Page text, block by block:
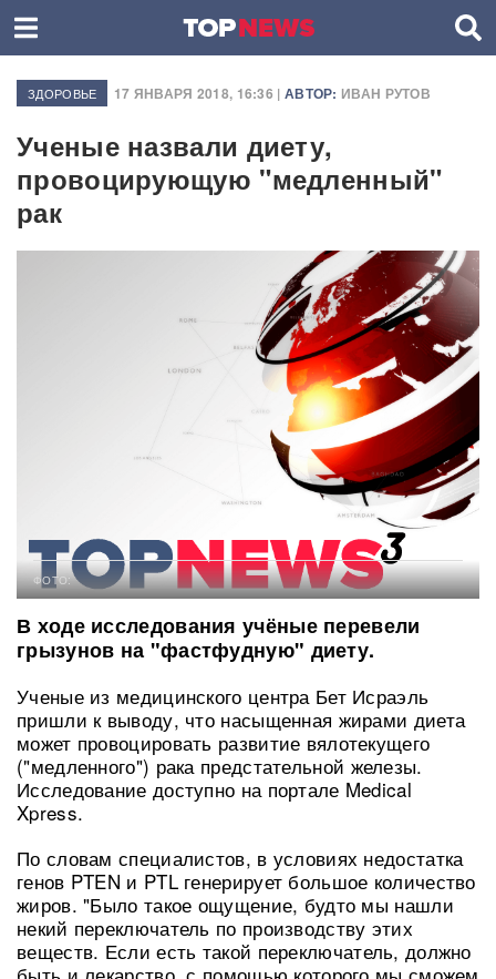
ЗДОРОВЬЕ 17 ЯНВАРЯ 2018, 16:36 | АВТОР: ИВАН РУТОВ
Ученые назвали диету,
провоцирующую "медленный"
рак
ФОТО:
В ходе исследования учёные перевели
грызунов на "фастфудную" диету.
Ученые из медицинского центра Бет Исраэль
пришли к выводу, что насыщенная жирами диета
может провоцировать развитие вялотекущего
("медленного") рака предстательной железы.
Исследование доступно на портале Medical
Xpress.
По словам специалистов, в условиях недостатка
генов PTEN и PTL генерирует большое количество
жиров. "Было такое ощущение, будто мы нашли
некий переключатель по производству этих
веществ. Если есть такой переключатель, должно
быть и лекарство, с помощью которого мы сможем